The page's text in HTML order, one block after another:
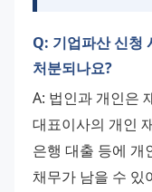
Q: 기업파산 신청
처분되나요?
A: 법인과 개인은
대표이사의 개인
은행 대출 등에 개
채무가 남을 수 있